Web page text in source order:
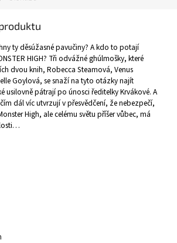
ty děsúžasné pavučiny? A kdo to potají
HIGH? Tři odvážné ghúlmošky, které
dvou knih, Robecca Steamová, Venus
Goylová, se snaží na tyto otázky najít
usilovně pátrají po únosci ředitelky Krvákové. A
dál víc utvrzují v přesvědčení, že nebezpečí,
High, ale celému světu příšer vůbec, má